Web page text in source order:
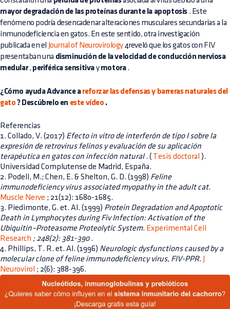
mayor degradación de las proteínas durante la apoptosis . Este
fenómeno podría desencadenar alteraciones musculares secundarias a la
inmunodeficiencia en gatos. En este sentido, otra investigación
publicada en el
Journal of Neurovirology 4reveló que los gatos con FIV
presentaban una disminución de la velocidad de conducción nerviosa
medular, periférica sensitiva y motora.
¿Cómo ayuda Advance areforzar las defensas y barreras naturales del
gato? Descúbrelo en este vídeo .
Referencias
1. Collado, V. (2017) Efecto in vitro de interferón de tipo I sobre la
expresión de retrovirus felinos y evaluación de su aplicación
terapéutica en gatos con infección natural. ( Tesis doctoral ).
Universidad Complutense de Madrid, España.
2. Podell, M.; Chen, E. & Shelton, G. D. (1998) Feline
immunodeficiency virus associated myopathy in the adult cat.
Muscle Nerve ; 21(12): 1680-1685.
3. Piedimonte, G. et. Al. (1999) Protein Degradation and Apoptotic
Death in Lymphocytes during Fiv Infection: Activation of the
Ubiquitin–Proteasome Proteolytic System. Experimental Cell
Research ; 248(2): 381-390.
4. Phillips, T. R. et. Al. (1996) Neurologic dysfunctions caused by a
molecular clone of feline immunodeficiency virus, FIV-PPR.
Neurovirol ; 2(6): 388-396.